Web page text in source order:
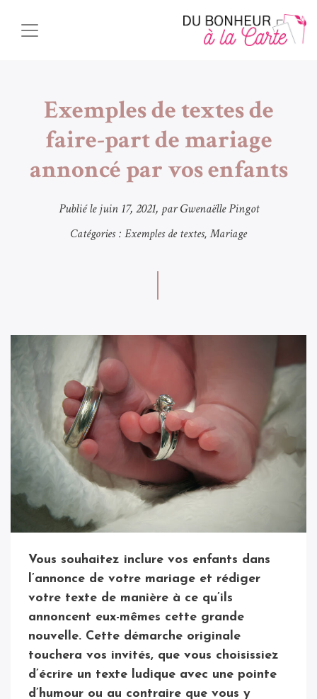
Exemples de textes de
faire-part de mariage
annoncé par vos enfants
Publié lejuin 17, 2021, par Gwenaëlle Pingot
Catégories : Exemples de textes Mariage
Vous souhaitez inclure vos enfants dans
l’annonce de votre mariage et rédiger
votre texte de manière à ce qu’ils
annoncent eux-mêmes cette grande
nouvelle. Cette démarche originale
touchera vos invités, que vous choisissiez
d’écrire un texte ludique avec une pointe
d’humour ou au contraire que vous y